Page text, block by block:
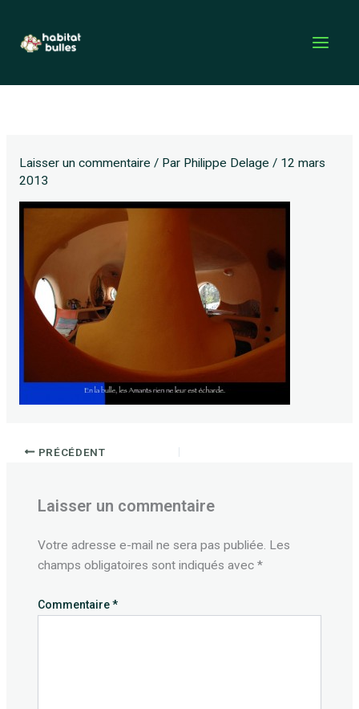
contenu
Laisser un commentaire / Par Philippe Delage / 12 mars
2013
PRÉCÉDENT
Laisser un commentaire
Votre adresse e-mail ne sera pas publiée. Les
champs obligatoires sont indiqués avec*
Commentaire*